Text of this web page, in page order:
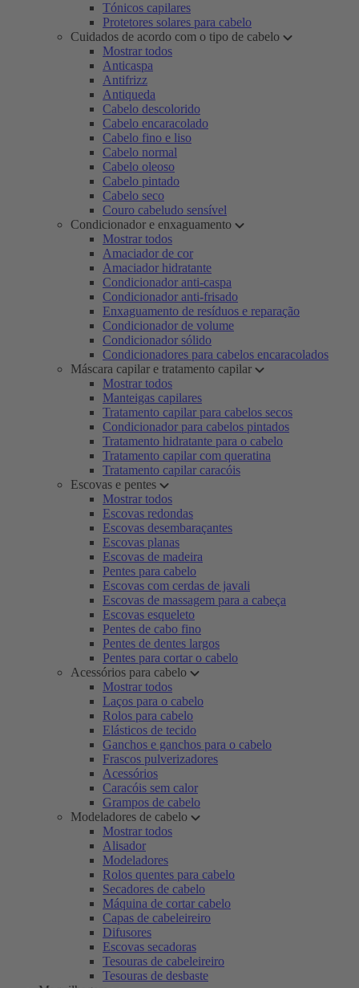
Tónicos capilares
Protetores solares para cabelo
Cuidados de acordo com o tipo de cabelo
Mostrar todos
Anticaspa
Antifrizz
Antiqueda
Cabelo descolorido
Cabelo encaracolado
Cabelo fino e liso
Cabelo normal
Cabelo oleoso
Cabelo pintado
Cabelo seco
Couro cabeludo sensível
Condicionador e enxaguamento
Mostrar todos
Amaciador de cor
Amaciador hidratante
Condicionador anti-caspa
Condicionador anti-frisado
Enxaguamento de resíduos e reparação
Condicionador de volume
Condicionador sólido
Condicionadores para cabelos encaracolados
Máscara capilar e tratamento capilar
Mostrar todos
Manteigas capilares
Tratamento capilar para cabelos secos
Condicionador para cabelos pintados
Tratamento hidratante para o cabelo
Tratamento capilar com queratina
Tratamento capilar caracóis
Escovas e pentes
Mostrar todos
Escovas redondas
Escovas desembaraçantes
Escovas planas
Escovas de madeira
Pentes para cabelo
Escovas com cerdas de javali
Escovas de massagem para a cabeça
Escovas esqueleto
Pentes de cabo fino
Pentes de dentes largos
Pentes para cortar o cabelo
Acessórios para cabelo
Mostrar todos
Laços para o cabelo
Rolos para cabelo
Elásticos de tecido
Ganchos e ganchos para o cabelo
Frascos pulverizadores
Acessórios
Caracóis sem calor
Grampos de cabelo
Modeladores de cabelo
Mostrar todos
Alisador
Modeladores
Rolos quentes para cabelo
Secadores de cabelo
Máquina de cortar cabelo
Capas de cabeleireiro
Difusores
Escovas secadoras
Tesouras de cabeleireiro
Tesouras de desbaste